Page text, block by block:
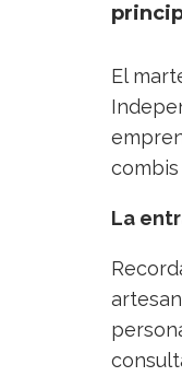
El
La